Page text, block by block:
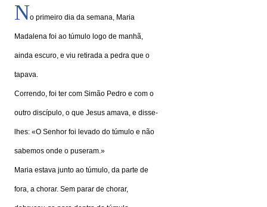
No primeiro dia da semana, Maria
Madalena foi ao túmulo logo de manhã,
ainda escuro, e viu retirada a pedra que o
tapava.
Correndo, foi ter com Simão Pedro e com o
outro discípulo, o que Jesus amava, e disse-
lhes: «O Senhor foi levado do túmulo e não
sabemos onde o puseram.»
Maria estava junto ao túmulo, da parte de
fora, a chorar. Sem parar de chorar,